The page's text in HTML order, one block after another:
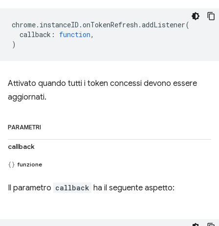
chrome. instanceID .onTokenRefresh .addListener(
callback : function,
)
Attivato quando tutti i token concessi devono essere
aggiornati.
PARAMETRI
callback
funzione
Il parametro callback ha il seguente aspetto: